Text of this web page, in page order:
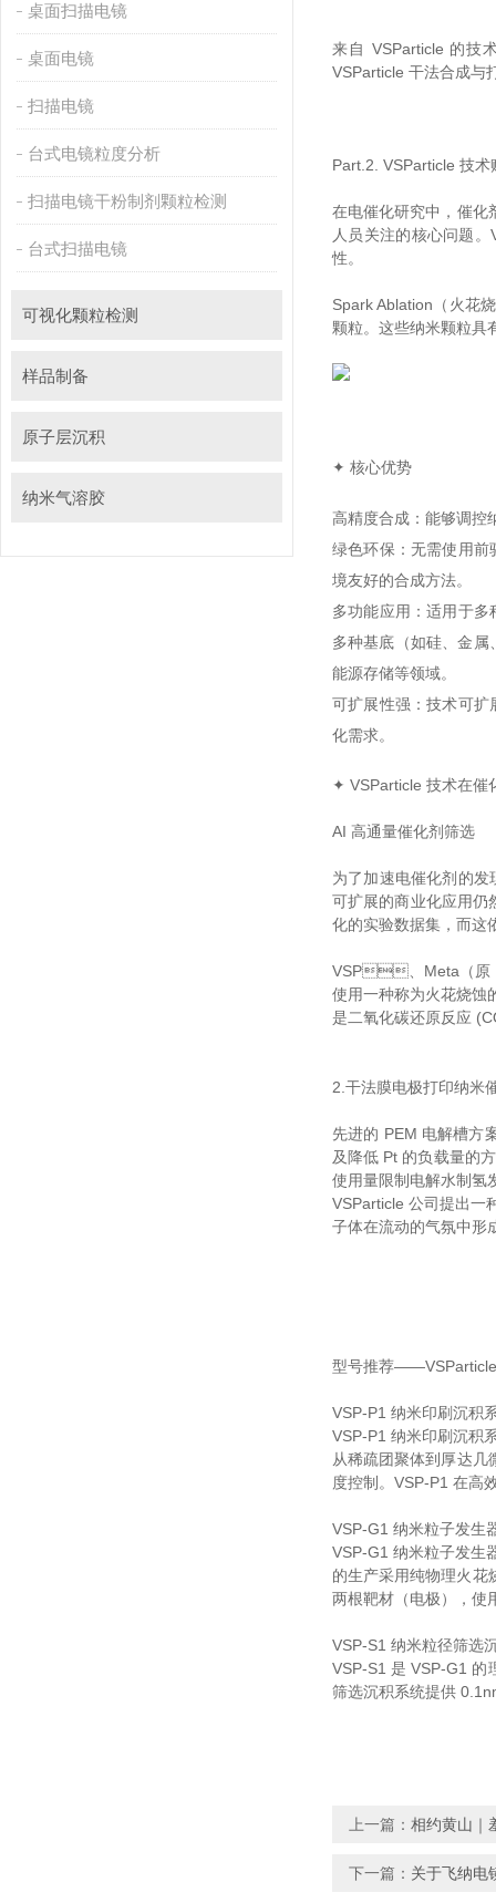
桌面扫描电镜
桌面电镜
扫描电镜
台式电镜粒度分析
扫描电镜干粉制剂颗粒检测
台式扫描电镜
可视化颗粒检测
样品制备
原子层沉积
纳米气溶胶
来自 VSParticle 的技
VSParticle 干法合成与打
Part.2. VSParticle 技术
在电催化研究中，催化剂
人员关注的核心问题
性。
Spark Ablation（火花烧
颗粒。这些纳米颗粒具
✦ 核心优势
高精度合成：能够调控
绿色环保：无需使用前
境友好的合成方法。
多功能应用：适用于多
多种基底（如硅、金属
能源存储等领域。
可扩展性强：技术可
化需求。
✦ VSParticle 技术在催
AI 高通量催化剂筛选
为了加速电催化剂的发
可扩展的商业化应用仍
化的实验数据集，而这
VSP、Meta（原
使用一种称为火花烧蚀
是二氧化碳还原反应
2.干法膜电极打印纳米
先进的 PEM 电解槽方
及降低 Pt 的负载量的方
使用量限制电解水制氢发
VSParticle 公司提出一种
子体在流动的气氛中形
型号推荐
VSP-P1 纳米印刷沉积
VSP-P1 纳米印刷沉积系
从稀疏团聚体到厚达几
度控制。VSP-P1
VSP-G1 纳米粒子发生
VSP-G1 纳米粒子发生器
的生产采用纯物理火花
两根靶材（电极），
VSP-S1 纳米粒径筛选
VSP-S1 是 VSP-G1 的
筛选沉积系统提供
上一篇： 相约黄山｜
下一篇： 关于飞纳电